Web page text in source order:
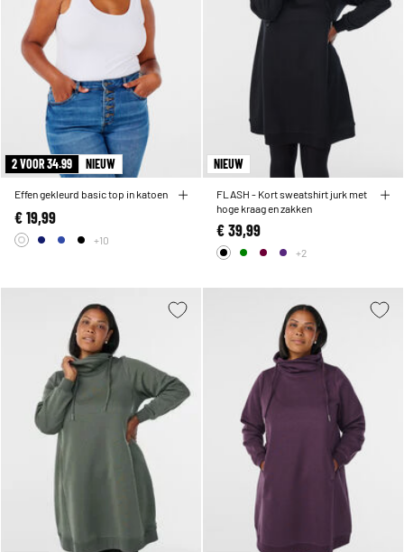
2 VOOR 34.99 NIEUW
Effen gekleurd basic top in katoen
€ 19,99
+10
NIEUW
FLASH - Kort sweatshirt jurk met
hoge kraag en zakken
€ 39,99
+2